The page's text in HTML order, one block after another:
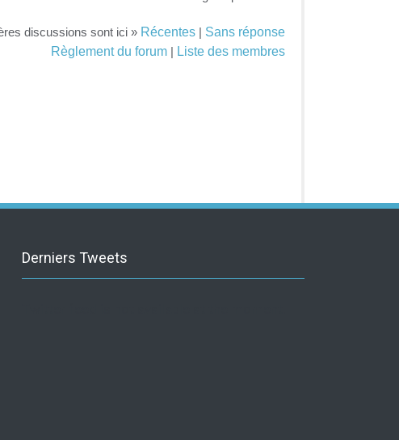
discussions sont ici » Récentes | Sans réponse
Règlement du forum | Liste des membres
Derniers Tweets